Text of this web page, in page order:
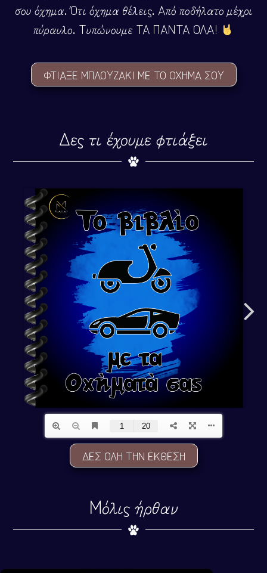
σου όχημα. Ότι όχημα θέλεις. Από ποδήλατο μέχρι
πύραυλο. Τυπώνουμε ΤΑ ΠΑΝΤΑ ΟΛΑ!
ΦΤΙΑΞΕ ΜΠΛΟYΖΑΚΙ ΜΕ ΤΟ ΟΧΗΜΑ ΣΟY
Δες τι έχουμε φτιάξει
ΔΕΣ ΟΛΗ ΤΗΝ ΕΚΘΕΣΗ
Μόλις ήρθαν